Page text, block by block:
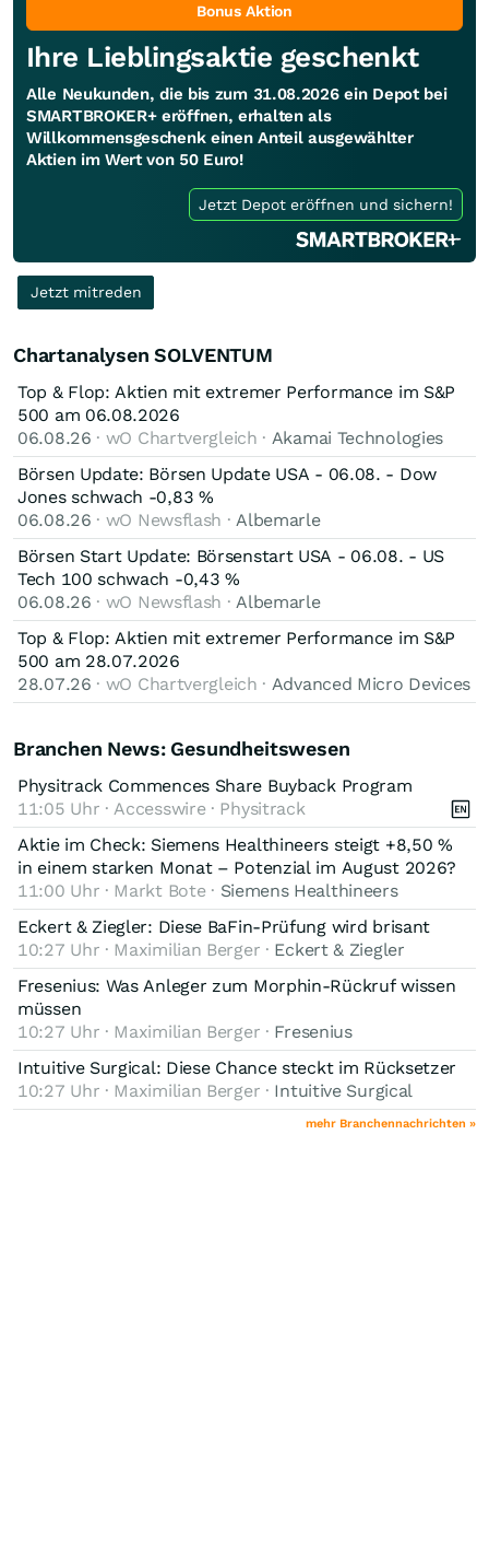
aktienruckkauf-und-aceraubernahme-93CH-3244286
Bonus Aktion
Ihre Lieblingsaktie geschenkt
Alle Neukunden, die bis zum 31.08.2026 ein Depot bei
SMARTBROKER+ eröffnen, erhalten als
Willkommensgeschenk einen Anteil ausgewählter
Aktien im Wert von 50 Euro!
Jetzt Depot eröffnen und sichern!
Jetzt mitreden
Chartanalysen SOLVENTUM
Top & Flop: Aktien mit extremer Performance im S&P
500 am 06.08.2026
06.08.26 · wO Chartvergleich · Akamai Technologies
Börsen Update: Börsen Update USA - 06.08. - Dow
Jones schwach -0,83 %
06.08.26 · wO Newsflash · Albemarle
Börsen Start Update: Börsenstart USA - 06.08. - US
Tech 100 schwach -0,43 %
06.08.26 · wO Newsflash · Albemarle
Top & Flop: Aktien mit extremer Performance im S&P
500 am 28.07.2026
28.07.26 · wO Chartvergleich · Advanced Micro Devices
Branchen News: Gesundheitswesen
Physitrack Commences Share Buyback Program
11:05 Uhr · Accesswire · Physitrack
Aktie im Check: Siemens Healthineers steigt +8,50 %
in einem starken Monat – Potenzial im August 2026?
11:00 Uhr · Markt Bote · Siemens Healthineers
Eckert & Ziegler: Diese BaFin-Prüfung wird brisant
10:27 Uhr · Maximilian Berger · Eckert & Ziegler
Fresenius: Was Anleger zum Morphin-Rückruf wissen
müssen
10:27 Uhr · Maximilian Berger · Fresenius
Intuitive Surgical: Diese Chance steckt im Rücksetzer
10:27 Uhr · Maximilian Berger · Intuitive Surgical
mehr Branchennachrichten »